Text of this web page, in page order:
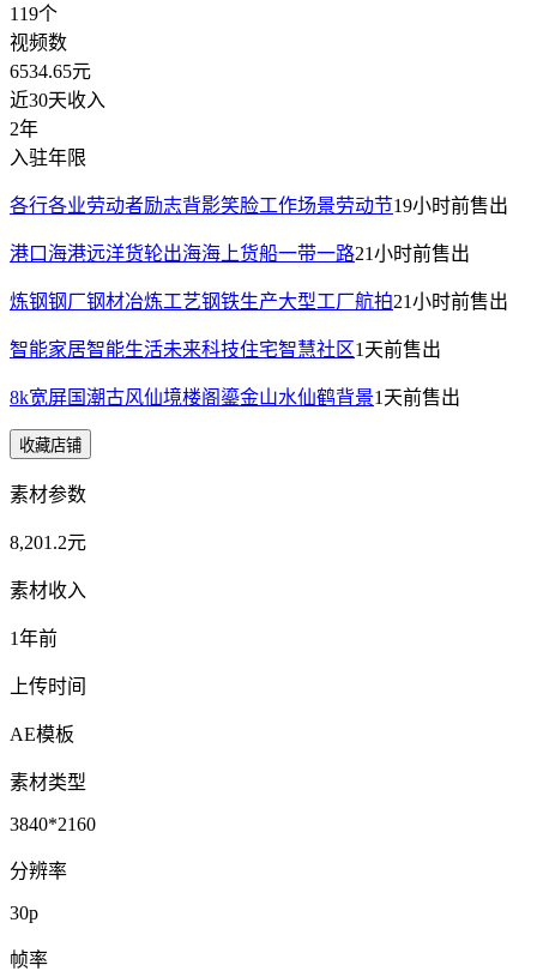
119个
视频数
6534.65元
近30天收入
2年
入驻年限
各行各业劳动者励志背影笑脸工作场景劳动节19小时前售出
港口海港远洋货轮出海海上货船一带一路21小时前售出
炼钢钢厂钢材冶炼工艺钢铁生产大型工厂航拍21小时前售出
智能家居智能生活未来科技住宅智慧社区1天前售出
8k宽屏国潮古风仙境楼阁鎏金山水仙鹤背景1天前售出
收藏店铺
素材参数
8,201.2元
素材收入
1年前
上传时间
AE模板
素材类型
3840*2160
分辨率
30p
帧率